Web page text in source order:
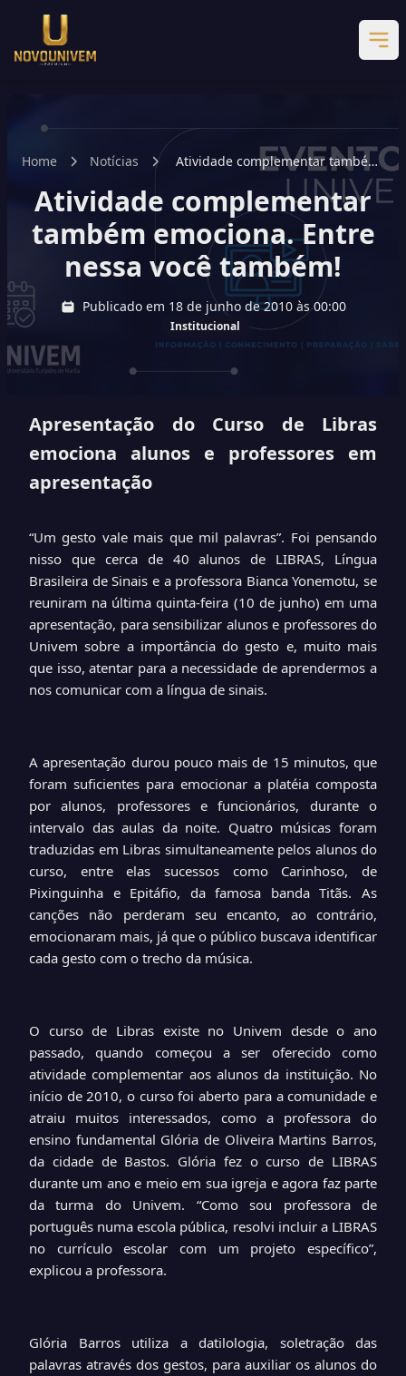
Home Notícias
Atividade complementar também
emociona. Entre nessa você
também!
Atividade complementar
também emociona. Entre
nessa você também!
Publicado em 18 de junho de 2010 às 00:00
Institucional
Apresentação do Curso de Libras
emociona alunos e professores em
apresentação
“Um gesto vale mais que mil palavras”. Foi pensando
nisso que cerca de 40 alunos de LIBRAS, Língua
Brasileira de Sinais e a professora Bianca Yonemotu, se
reuniram na última quinta-feira (10 de junho) em uma
apresentação, para sensibilizar alunos e professores do
Univem sobre a importância do gesto e, muito mais
que isso, atentar para a necessidade de aprendermos a
nos comunicar com a língua de sinais.
A apresentação durou pouco mais de 15 minutos, que
foram suficientes para emocionar a platéia composta
por alunos, professores e funcionários, durante o
intervalo das aulas da noite. Quatro músicas foram
traduzidas em Libras simultaneamente pelos alunos do
curso, entre elas sucessos como Carinhoso, de
Pixinguinha e Epitáfio, da famosa banda Titãs. As
canções não perderam seu encanto, ao contrário,
emocionaram mais, já que o público buscava identificar
cada gesto com o trecho da música.
O curso de Libras existe no Univem desde o ano
passado, quando começou a ser oferecido como
atividade complementar aos alunos da instituição. No
início de 2010, o curso foi aberto para a comunidade e
atraiu muitos interessados, como a professora do
ensino fundamental Glória de Oliveira Martins Barros,
da cidade de Bastos. Glória fez o curso de LIBRAS
durante um ano e meio em sua igreja e agora faz parte
da turma do Univem. “Como sou professora de
português numa escola pública, resolvi incluir a LIBRAS
no currículo escolar com um projeto específico”,
explicou a professora.
Glória Barros utiliza a datilologia, soletração das
palavras através dos gestos, para auxiliar os alunos do